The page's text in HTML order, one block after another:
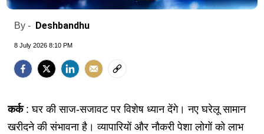
By - Deshbandhu
8 July 2026 8:10 PM
कर्क : घर की साज-सजावट पर विशेष ध्यान देंगे। नए घरेलू सामान
खरीदने की संभावना है। व्यापारियों और नौकरी पेशा लोगों को लाभ